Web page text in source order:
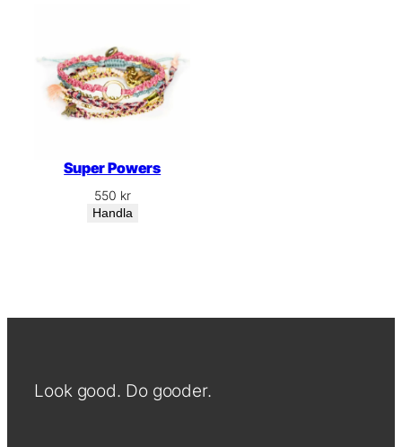
Super Powers
550 kr
Handla
Look good. Do gooder.